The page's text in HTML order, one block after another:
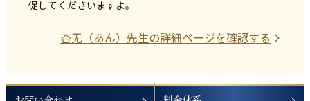
促してくださいますよ。
杏无（あん） 先生の詳細ページを確認する